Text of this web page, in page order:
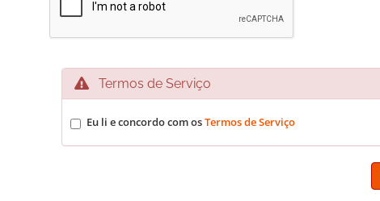
Termos de Serviço
Eu li e concordo com osTermos de Serviço